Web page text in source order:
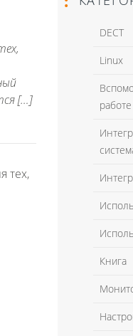
[…]
тех,
DECT
Linux
Книга